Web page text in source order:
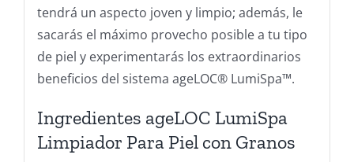
tendrá un aspecto joven y limpio; además, le
sacarás el máximo provecho posible a tu tipo
de piel y experimentarás los extraordinarios
beneficios del sistema ageLOC® LumiSpa™.
Ingredientes ageLOC LumiSpa
Limpiador Para Piel con Granos